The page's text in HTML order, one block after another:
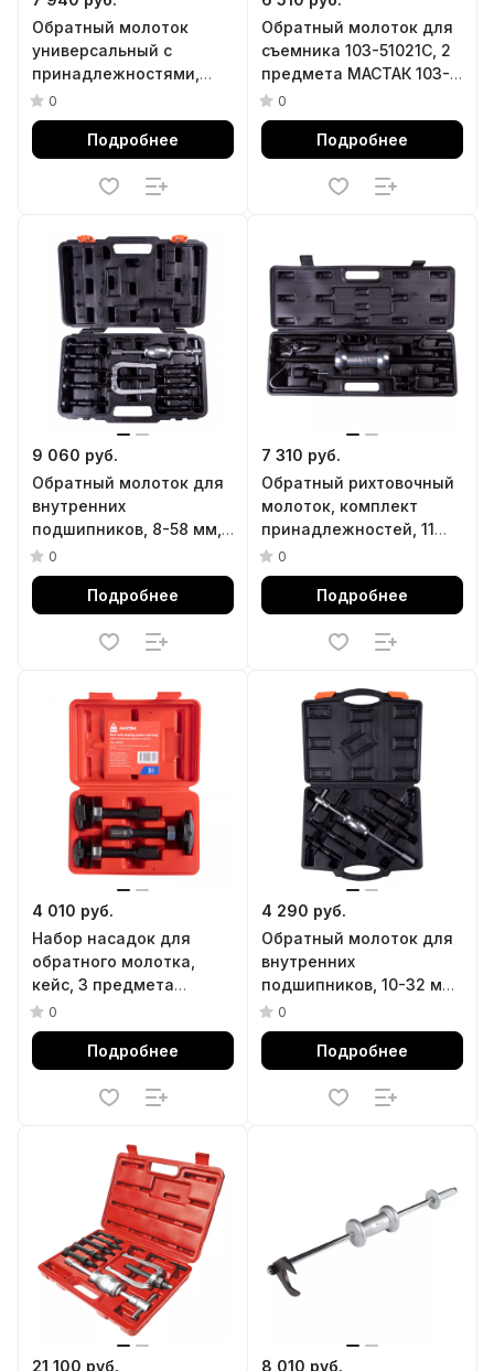
Обратный молоток
универсальный с
принадлежностями,
кейс, 16 предметов
AFFIX AF10040017C
0
Подробнее
Обратный молоток для
съемника 103-51021C, 2
предмета МАСТАК 103-
51002
0
Подробнее
9 060 руб.
Обратный молоток для
внутренних
подшипников, 8-58 мм,
кейс, 16 предметов
AFFIX AF10031015C
0
Подробнее
7 310 руб.
Обратный рихтовочный
молоток, комплект
принадлежностей, 11
предметов AFFIX
AF11700009C
0
Подробнее
4 010 руб.
Набор насадок для
обратного молотка,
кейс, 3 предмета
МАСТАК 100-40003C
0
Подробнее
4 290 руб.
Обратный молоток для
внутренних
подшипников, 10-32 мм,
кейс, 5 предметов AFFIX
AF10031025C
0
Подробнее
21 100 руб.
8 010 руб.